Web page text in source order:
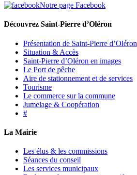
Notre page Facebook
Découvrez Saint-Pierre d’Oléron
Présentation de Saint-Pierre d’Oléron
Situation & Accès
Saint-Pierre d’Oléron en images
Le Port de pêche
Aire de stationnement et de services
Tourisme
Le commerce sur la commune
Jumelage & Coopération
#
La Mairie
Les élus & les commissions
Séances du conseil
Les services municipaux